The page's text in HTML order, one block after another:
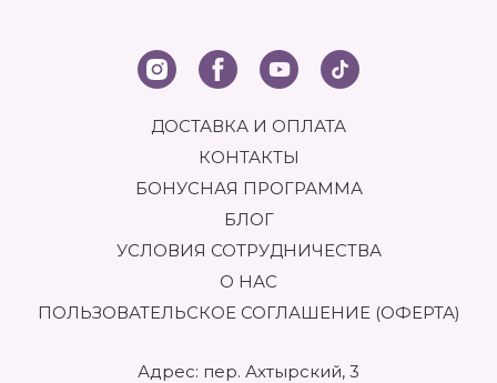
ДОСТАВКА И ОПЛАТА
КОНТАКТЫ
БОНУСНАЯ ПРОГРАММА
БЛОГ
УСЛОВИЯ СОТРУДНИЧЕСТВА
О НАС
ПОЛЬЗОВАТЕЛЬСКОЕ СОГЛАШЕНИЕ (ОФЕРТА)
Адрес: пер. Ахтырский, 3